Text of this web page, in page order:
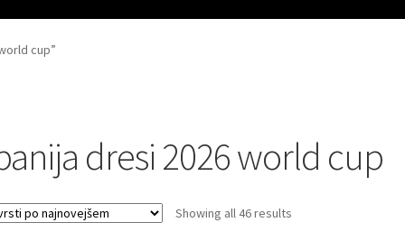
Trgovina
cup”
dresi 2026 world cup
Showing all 46 resultsSorted